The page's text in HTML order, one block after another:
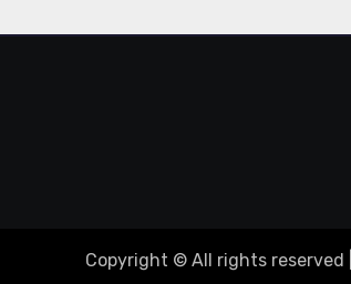
Copyright © All rights reserved